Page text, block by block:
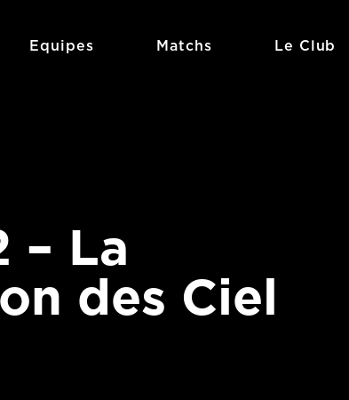
Equipes Matchs Le Club
– La
des Ciel